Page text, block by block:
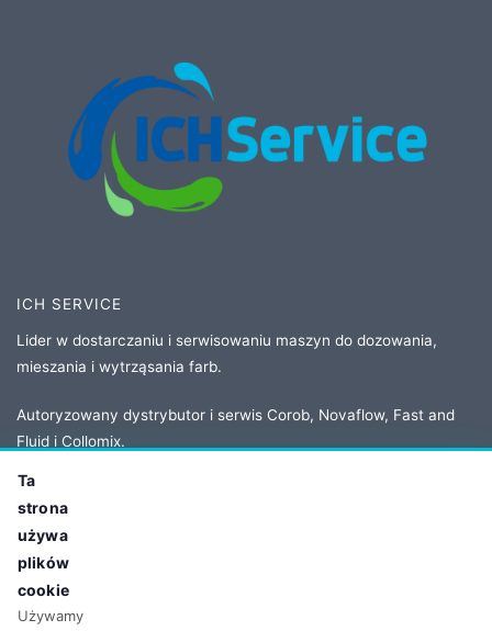
ICH SERVICE
Lider w dostarczaniu i serwisowaniu maszyn do dozowania,
mieszania i wytrząsania farb.
Autoryzowany dystrybutor i serwis Corob, Novaflow, Fast and
Fluid i Collomix.
KONTAKT
Adres:
62-064 Plewiska, Poland
Tel: +48 61 86 77 208
Ta
strona
używa
plików
cookie
Używamy